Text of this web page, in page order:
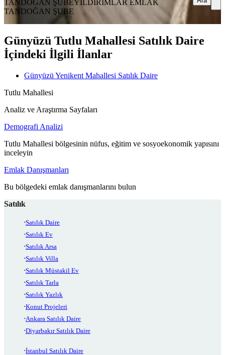
TANDOĞAN ŞUBEYILDIRIMLAR EMLAK
TANDOĞAN ŞUBE
Günyüzü Tutlu Mahallesi Satılık Daire
İçindeki İlgili İlanlar
Günyüzü Yenikent Mahallesi Satılık Daire
Tutlu Mahallesi
Analiz ve Araştırma Sayfaları
Demografi Analizi
Tutlu Mahallesi bölgesinin nüfus, eğitim ve sosyoekonomik yapısını
inceleyin
Emlak Danışmanları
Bu bölgedeki emlak danışmanlarını bulun
Satılık
Satılık Daire
Satılık Ev
Satılık Arsa
Satılık Villa
Satılık Müstakil Ev
Satılık Tarla
Satılık Yazlık
Konut Projeleri
Ankara Satılık Daire
Diyarbakır Satılık Daire
İstanbul Satılık Daire